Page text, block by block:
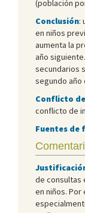
(población
Conclusión:
en niños
aumenta la
año
secundarios
segundo año
Conflicto
conflicto de
Fuentes de
de consultas
en niños. Por